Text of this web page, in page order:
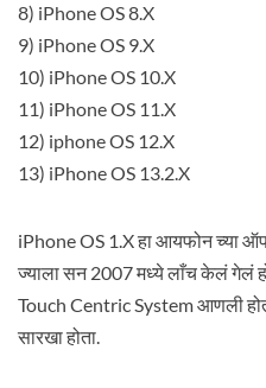
8) iPhone OS 8.X
9) iPhone OS 9.X
10) iPhone OS 10.X
11) iPhone OS 11.X
12) iphone OS 12.X
13) iPhone OS 13.2.X
iPhone OS 1.X हा आयफोन च्या
ज्याला सन 2007 मध्ये लाँच केलं गेलं
Touch Centric System आणली
सारखा होता.